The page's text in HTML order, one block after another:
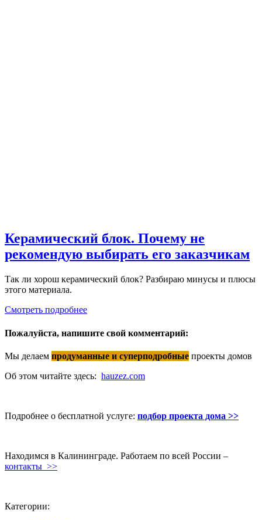
Керамический блок. Почему не
рекомендую выбирать его заказчикам
Так ли хорош керамический блок? Разбираю минусы и плюсы
этого материала.
Смотреть подробнее
Пожалуйста, напишите свой комментарий:
Мы делаем продуманные и суперподробные проекты домов
Об этом читайте здесь: hauzez.com
Подробнее о бесплатной услуге: подбор проекта дома >>
Находимся в Калининграде. Работаем по всей России –
контакты >>
Категории: